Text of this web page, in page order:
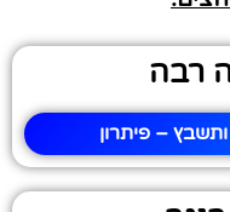
רבה
– פיתרון